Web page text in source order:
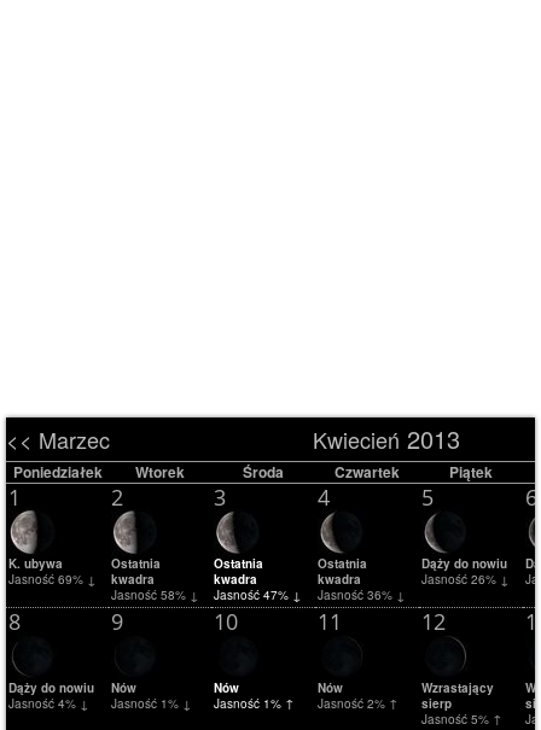
<< Marzec Kwiecień 2013
Poniedziałek Wtorek Środa Czwartek Piątek
1
K. ubywa
Jasność 69% ↓
2
Ostatnia
kwadra
Jasność 58% ↓
3
Ostatnia
kwadra
Jasność 47% ↓
4
Ostatnia
kwadra
Jasność 36% ↓
5
Dąży do nowiu
Jasność 26% ↓
6
8
Dąży do nowiu
Jasność 4% ↓
9
Nów
Jasność 1% ↓
10
Nów
Jasność 1% ↑
11
Nów
Jasność 2% ↑
12
Wzrastający
sierp
Jasność 5% ↑